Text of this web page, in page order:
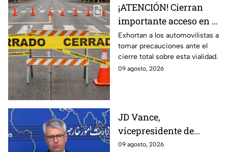
¡ATENCIÓN! Cierran
importante acceso en el
Eje Metropolitano en
León; ¿cuál es el
motivo?
Exhortan a los automovilistas a
tomar precauciones ante el
cierre total sobre esta vialidad.
09 agosto, 2026
JD Vance,
vicepresidente de
Estados Unidos,
09 agosto, 2026